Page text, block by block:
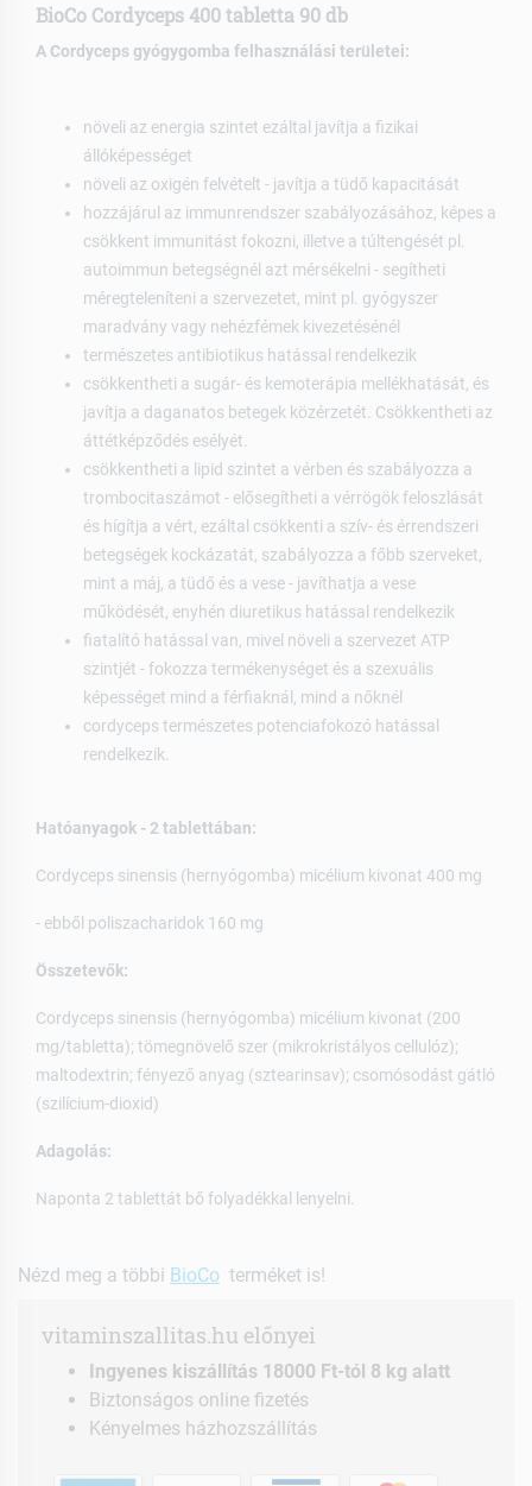
BioCo Cordyceps 400 tabletta 90 db
A Cordyceps gyógygomba felhasználási területei:
növeli az energia szintet ezáltal javítja a fizikai
állóképességet
növeli az oxigén felvételt - javítja a tüdő kapacitását
hozzájárul az immunrendszer szabályozásához, képes a
csökkent immunitást fokozni, illetve a túltengését pl.
autoimmun betegségnél azt mérsékelni - segítheti
méregteleníteni a szervezetet, mint pl. gyógyszer
maradvány vagy nehézfémek kivezetésénél
természetes antibiotikus hatással rendelkezik
csökkentheti a sugár- és kemoterápia mellékhatását, és
javítja a daganatos betegek közérzetét. Csökkentheti az
áttétképződés esélyét.
csökkentheti a lipid szintet a vérben és szabályozza a
trombocitaszámot - elősegítheti a vérrögök feloszlását
és hígítja a vért, ezáltal csökkenti a szív- és érrendszeri
betegségek kockázatát, szabályozza a főbb szerveket,
mint a máj, a tüdő és a vese - javíthatja a vese
működését, enyhén diuretikus hatással rendelkezik
fiatalító hatással van, mivel növeli a szervezet ATP
szintjét - fokozza termékenységet és a szexuális
képességet mind a férfiaknál, mind a nőknél
cordyceps természetes potenciafokozó hatással
rendelkezik.
Hatóanyagok - 2 tablettában:
Cordyceps sinensis (hernyógomba) micélium kivonat 400 mg
- ebből poliszacharidok 160 mg
Összetevők:
Cordyceps sinensis (hernyógomba) micélium kivonat (200
mg/tabletta); tömegnövelő szer (mikrokristályos cellulóz);
maltodextrin; fényező anyag (sztearinsav); csomósodást gátló
(szilícium-dioxid)
Adagolás:
Naponta 2 tablettát bő folyadékkal lenyelni.
Nézd meg a többi BioCo terméket is!
vitaminszallitas.hu előnyei
Ingyenes kiszállítás 18000 Ft-tól 8 kg alatt
Biztonságos online fizetés
Kényelmes házhozszállítás